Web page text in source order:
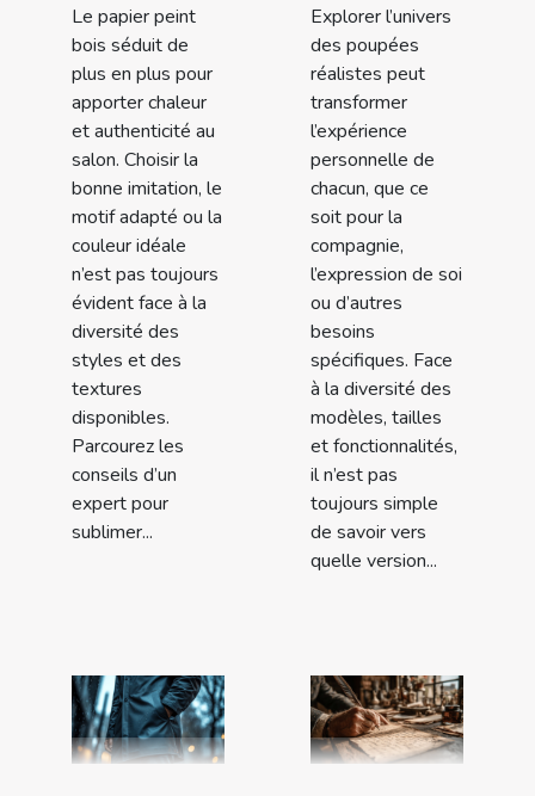
Le papier peint
bois séduit de
plus en plus pour
apporter chaleur
et authenticité au
salon. Choisir la
bonne imitation, le
motif adapté ou la
couleur idéale
n’est pas toujours
évident face à la
diversité des
styles et des
textures
disponibles.
Parcourez les
conseils d’un
expert pour
sublimer...
Explorer l’univers
des poupées
réalistes peut
transformer
l’expérience
personnelle de
chacun, que ce
soit pour la
compagnie,
l’expression de soi
ou d’autres
besoins
spécifiques. Face
à la diversité des
modèles, tailles
et fonctionnalités,
il n’est pas
toujours simple
de savoir vers
quelle version...